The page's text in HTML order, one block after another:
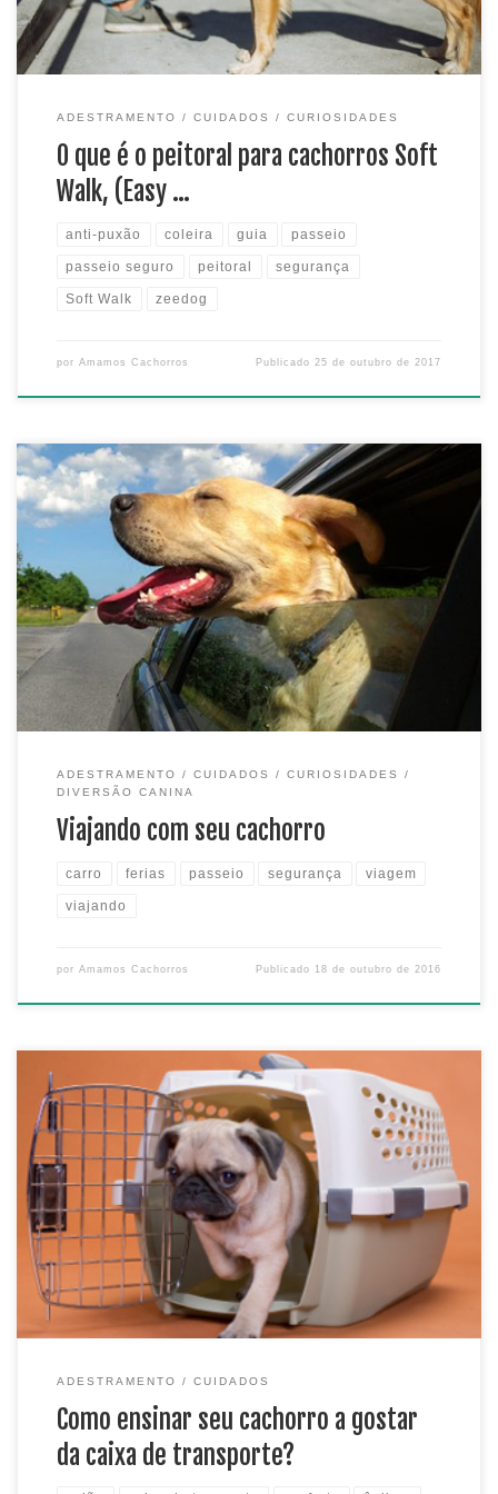
ADESTRAMENTO CUIDADOS CURIOSIDADES
O que é o peitoral para cachorros Soft
Walk, (Easy …
anti-puxão coleira guia passeio
passeio seguro peitoral segurança
Soft Walk zeedog
por Amamos Cachorros Publicado25 de outubro de 2017
Viajar é tudo de bom né? E quando podemos levar nossos
cachorros é melhor ainda. Hoje vamos falar sobre viagens e
relatar tudo que você precisa saber antes de pegar a estrada
com o mascote. Primeiramente programe-se com
antecedência. Alguns hotéis e pousadas não aceitam
cachorros, portanto, faça sua reserva […]
ADESTRAMENTO CUIDADOS
CURIOSIDADES
DIVERSÃO CANINA
Viajando com seu cachorro
carro ferias passeio segurança viagem
viajando
por Amamos Cachorros Publicado 18 de outubro de 2016
Todos temos consciência da necessidade de transportar
nossos cachorros com segura. Neste artigo abordaremos
como fazer isso de forma divertida para o seu cão, utilizando
a caixa de transporte . Mas como podemos ensinar o
cachorro a gostar da caixa de transporte? Vale lembrar que
em casos de viagens de ônibus e avião, […]
ADESTRAMENTO CUIDADOS
Como ensinar seu cachorro a gostar
da caixa de transporte?